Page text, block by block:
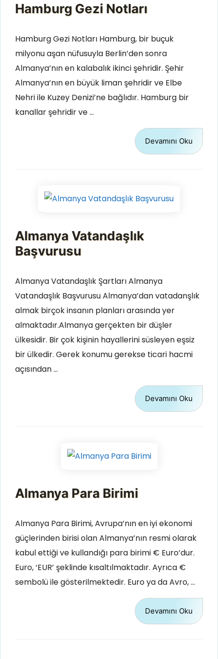
Hamburg Gezi Notları
Hamburg Gezi Notları Hamburg, bir buçuk
milyonu aşan nüfusuyla Berlin’den sonra
Almanya’nın en kalabalık ikinci şehridir. Şehir
Almanya’nın en büyük liman şehridir ve Elbe
Nehri ile Kuzey Denizi’ne bağlıdır. Hamburg bir
kanallar şehridir ve …
Devamını Oku
Almanya Vatandaşlık
Başvurusu
Almanya Vatandaşlık Şartları Almanya
Vatandaşlık Başvurusu Almanya’dan vatadanşlık
almak birçok insanın planları arasında yer
almaktadır.Almanya gerçekten bir düşler
ülkesidir. Bir çok kişinin hayallerini süsleyen eşsiz
bir ülkedir. Gerek konumu gerekse ticari hacmi
açısından …
Devamını Oku
Almanya Para Birimi
Almanya Para Birimi, Avrupa’nın en iyi ekonomi
güçlerinden birisi olan Almanya’nın resmi olarak
kabul ettiği ve kullandığı para birimi € Euro’dur.
Euro, ‘EUR’ şeklinde kısaltılmaktadır. Ayrıca €
sembolü ile gösterilmektedir. Euro ya da Avro, …
Devamını Oku